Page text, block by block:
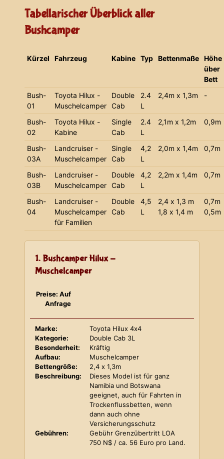
Tabellarischer Überblick aller
Bushcamper
Kürzel Fahrzeug Kabine Typ Bettenmaße Höhe
über
Bett
Bush-
01
Toyota Hilux -
Muschelcamper
Double
Cab
2.4
L
2,4m x 1,3m -
Bush-
02
Toyota Hilux -
Kabine
Single
Cab
2.4
L
2,1m x 1,2m 0,9m
Bush-
03A
Landcruiser -
Muschelcamper
Single
Cab
4,2
L
2,0m x 1,4m 0,7m
Bush-
03B
Landcruiser -
Muschelcamper
Double
Cab
4,2
L
2,2m x 1,4m 0,7m
Bush-
04
Landcruiser -
Muschelcamper
für Familien
Double
Cab
4,5
L
2,4 x 1,3 m
1,8 x 1,4 m
0,7m
0,5m
1. Bushcamper Hilux -
Muschelcamper
Preise: Auf
Anfrage
Marke:
Toyota Hilux 4x4
Kategorie:
Double Cab 3L
Besonderheit:
Kräftig
Aufbau:
Muschelcamper
Bettengröße:
2,4 x 1,3m
Beschreibung:
Dieses Model ist für ganz
Namibia und Botswana
geeignet, auch für Fahrten in
Trockenflussbetten, wenn
dann auch ohne
Versicherungsschutz
Gebühren:
Gebühr Grenzübertritt LOA
750 N$ / ca. 56 Euro pro Land.